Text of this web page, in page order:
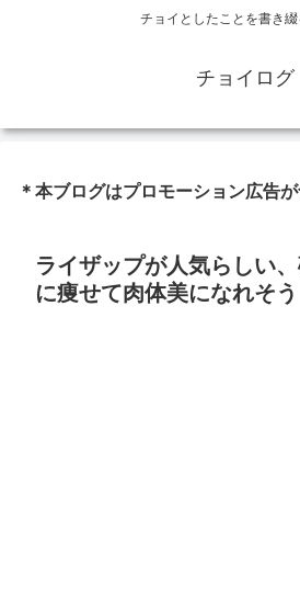
チョイとしたことを書き
チョイログ
＊本ブログはプロモーション広告
ライザップが人気らしい
に痩せて肉体美になれそう